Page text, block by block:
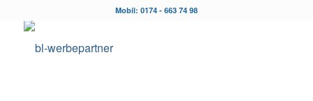
Mobil: 0174 - 663 74 98